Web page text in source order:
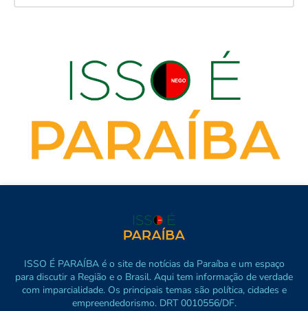
ISSO É PARAÍBA é o site de notícias da Paraíba e um espaço
para discutir a Região e o Brasil. Aqui tem informação de verdade
com imparcialidade. Os principais temas são política, cidades e
empreendedorismo. DRT 0010556/DF.